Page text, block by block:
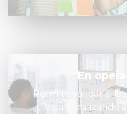
En
Permite validar si
están realizando